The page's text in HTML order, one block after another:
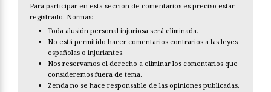
Para participar en esta sección de comentarios es preciso estar
registrado. Normas:
Toda alusión personal injuriosa será eliminada.
No está permitido hacer comentarios contrarios a las leyes
españolas o injuriantes.
Nos reservamos el derecho a eliminar los comentarios que
consideremos fuera de tema.
Zenda no se hace responsable de las opiniones publicadas.